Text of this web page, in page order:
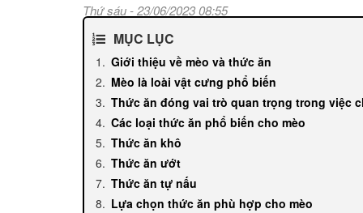
Thứ sáu - 23/06/2023 08:55
MỤC LỤC
Giới thiệu về mèo và thức ăn
Mèo là loài vật cưng phổ biến
Thức ăn đóng vai trò quan trọng trong việc
Các loại thức ăn phổ biến cho mèo
Thức ăn khô
Thức ăn ướt
Thức ăn tự nấu
Lựa chọn thức ăn phù hợp cho mèo